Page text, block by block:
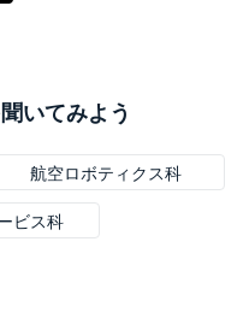
いてみよう
航空ロボティクス科
ビス科